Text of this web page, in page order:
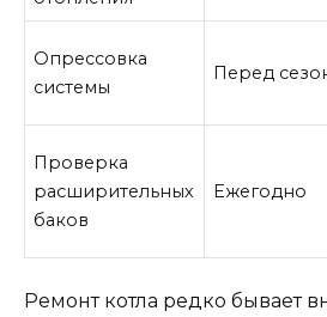
Опрессовка
системы
Перед
Проверка
расширительных
баков
Ежегодно
Ремонт котла редко бывает